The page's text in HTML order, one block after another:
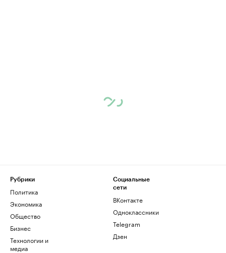
Рубрики
Политика
Экономика
Общество
Бизнес
Технологии и
медиа
Социальные
сети
ВКонтакте
Одноклассники
Telegram
Дзен